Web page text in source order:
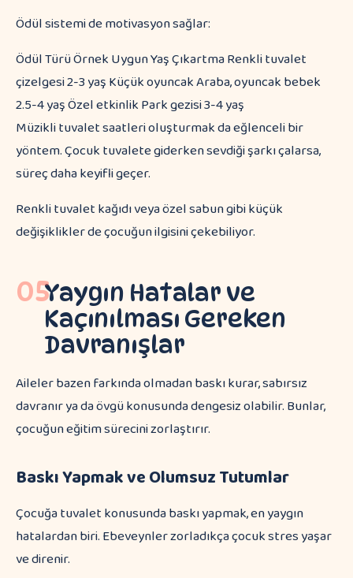
Ödül sistemi de motivasyon sağlar:
Ödül Türü Örnek Uygun Yaş Çıkartma Renkli tuvalet
çizelgesi 2-3 yaş Küçük oyuncak Araba, oyuncak bebek
2.5-4 yaş Özel etkinlik Park gezisi 3-4 yaş
Müzikli tuvalet saatleri oluşturmak da eğlenceli bir
yöntem. Çocuk tuvalete giderken sevdiği şarkı çalarsa,
süreç daha keyifli geçer.
Renkli tuvalet kağıdı veya özel sabun gibi küçük
değişiklikler de çocuğun ilgisini çekebiliyor.
05Yaygın Hatalar ve
Kaçınılması Gereken
Davranışlar
Aileler bazen farkında olmadan baskı kurar, sabırsız
davranır ya da övgü konusunda dengesiz olabilir. Bunlar,
çocuğun eğitim sürecini zorlaştırır.
Baskı Yapmak ve Olumsuz Tutumlar
Çocuğa tuvalet konusunda baskı yapmak, en yaygın
hatalardan biri. Ebeveynler zorladıkça çocuk stres yaşar
ve direnir.